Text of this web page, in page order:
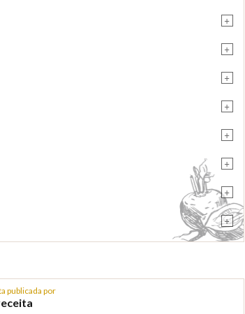
+
+
+
+
+
+
+
+
publicada por